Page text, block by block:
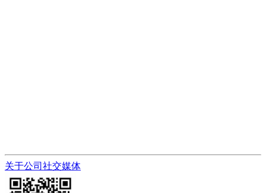
关于公司 社交媒体